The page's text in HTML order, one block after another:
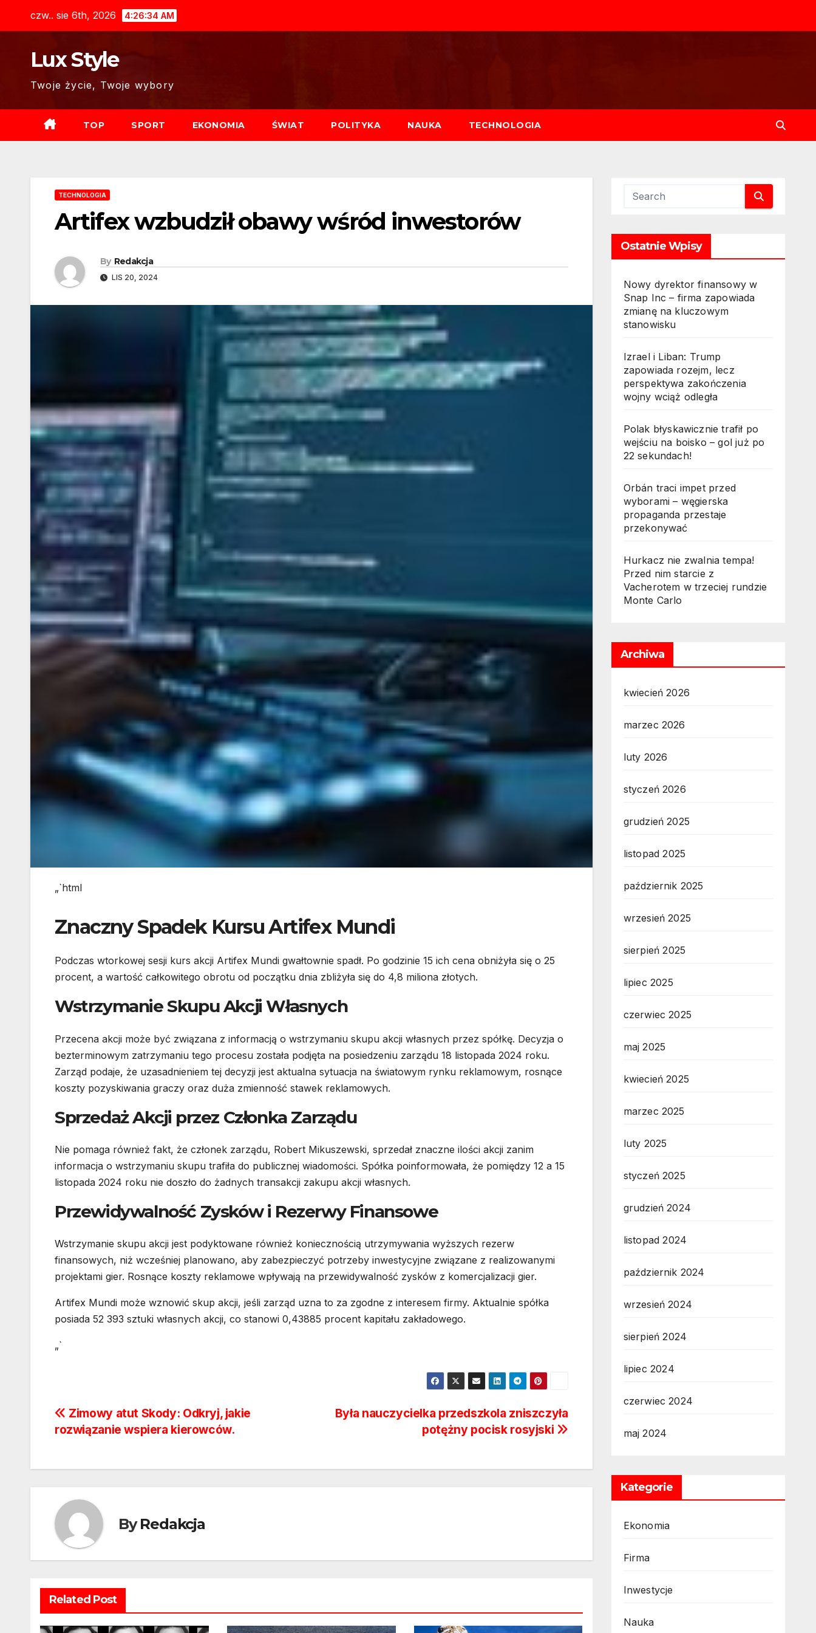
czw.. sie 6th, 2026 4:26:35 AM
Lux Style
Twoje życie, Twoje wybory
TOP SPORT EKONOMIA ŚWIAT POLITYKA NAUKA TECHNOLOGIA
TECHNOLOGIA
Artifex wzbudził obawy wśród inwestorów
By Redakcja
LIS 20, 2024
„`html
Znaczny Spadek Kursu Artifex Mundi
Podczas wtorkowej sesji kurs akcji Artifex Mundi gwałtownie spadł. Po godzinie 15 ich cena obniżyła się o 25
procent, a wartość całkowitego obrotu od początku dnia zbliżyła się do 4,8 miliona złotych.
Wstrzymanie Skupu Akcji Własnych
Przecena akcji może być związana z informacją o wstrzymaniu skupu akcji własnych przez spółkę. Decyzja o
bezterminowym zatrzymaniu tego procesu została podjęta na posiedzeniu zarządu 18 listopada 2024 roku.
Zarząd podaje, że uzasadnieniem tej decyzji jest aktualna sytuacja na światowym rynku reklamowym, rosnące
koszty pozyskiwania graczy oraz duża zmienność stawek reklamowych.
Sprzedaż Akcji przez Członka Zarządu
Nie pomaga również fakt, że członek zarządu, Robert Mikuszewski, sprzedał znaczne ilości akcji zanim
informacja o wstrzymaniu skupu trafiła do publicznej wiadomości. Spółka poinformowała, że pomiędzy 12 a 15
listopada 2024 roku nie doszło do żadnych transakcji zakupu akcji własnych.
Przewidywalność Zysków i Rezerwy Finansowe
Wstrzymanie skupu akcji jest podyktowane również koniecznością utrzymywania wyższych rezerw
finansowych, niż wcześniej planowano, aby zabezpieczyć potrzeby inwestycyjne związane z realizowanymi
projektami gier. Rosnące koszty reklamowe wpływają na przewidywalność zysków z komercjalizacji gier.
Artifex Mundi może wznowić skup akcji, jeśli zarząd uzna to za zgodne z interesem firmy. Aktualnie spółka
posiada 52 393 sztuki własnych akcji, co stanowi 0,43885 procent kapitału zakładowego.
„`
Nawigacja
wpisu
Była nauczycielka przedszkola zniszczyła
potężny pocisk rosyjski
Zimowy atut Skody: Odkryj, jakie
rozwiązanie wspiera kierowców.
ByRedakcja
Related Post
Ostatnie Wpisy
Nowy dyrektor finansowy w
Snap Inc – firma zapowiada
zmianę na kluczowym
stanowisku
Izrael i Liban: Trump
zapowiada rozejm, lecz
perspektywa zakończenia
wojny wciąż odległa
Polak błyskawicznie trafił po
wejściu na boisko – gol już po
22 sekundach!
Orbán traci impet przed
wyborami – węgierska
propaganda przestaje
przekonywać
Hurkacz nie zwalnia tempa!
Przed nim starcie z
Vacherotem w trzeciej rundzie
Monte Carlo
Archiwa
kwiecień 2026
marzec 2026
luty 2026
styczeń 2026
grudzień 2025
listopad 2025
październik 2025
wrzesień 2025
sierpień 2025
lipiec 2025
czerwiec 2025
maj 2025
kwiecień 2025
marzec 2025
luty 2025
styczeń 2025
grudzień 2024
listopad 2024
październik 2024
wrzesień 2024
sierpień 2024
lipiec 2024
czerwiec 2024
maj 2024
Kategorie
Ekonomia
Firma
Inwestycje
Nauka